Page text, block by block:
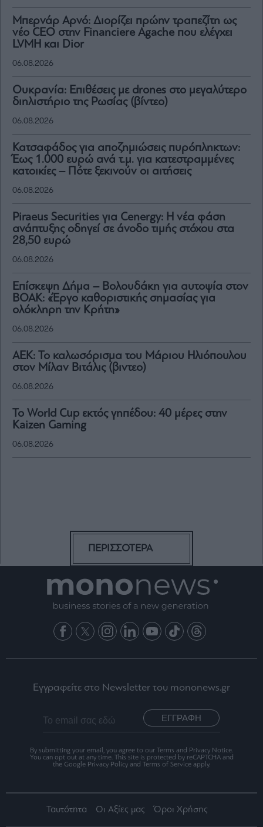
Μπερνάρ Αρνό: Διορίζει πρώην τραπεζίτη ως
νέο CEO στην Financiere Agache που ελέγχει
LVMH και Dior
06.08.2026
Ουκρανία: Επιθέσεις με drones στο μεγαλύτερο
διηλιστήριο της Ρωσίας (βίντεο)
06.08.2026
Κατσαφάδος για αποζημιώσεις πυρόπληκτων:
Έως 1.000 ευρώ ανά τ.μ. για κατεστραμμένες
κατοικίες – Πότε ξεκινούν οι αιτήσεις
06.08.2026
Piraeus Securities για Cenergy: Η νέα φάση
ανάπτυξης οδηγεί σε άνοδο τιμής στόχου στα
28,50 ευρώ
06.08.2026
Επίσκεψη Δήμα – Βολουδάκη για αυτοψία στον
ΒΟΑΚ: «Έργο καθοριστικής σημασίας για
ολόκληρη την Κρήτη»
06.08.2026
ΑΕΚ: Το καλωσόρισμα του Μάριου Ηλιόπουλου
στον Μίλαν Βιτάλις (βιντεο)
06.08.2026
Το World Cup εκτός γηπέδου: 40 μέρες στην
Kaizen Gaming
06.08.2026
ΠΕΡΙΣΣΟΤΕΡΑ
Εγγραφείτε στο Newsletter του mononews.gr
ΕΓΓΡΑΦΗ
By submitting your email, you agree to our Terms and Privacy Notice.
You can opt out at any time. This site is protected by reCAPTCHA and
the Google Privacy Policy and Terms of Service apply.
Ταυτότητα Οι Αξίες μας Όροι Χρήσης